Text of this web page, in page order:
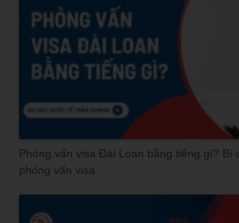
Phỏng vấn visa Đài Loan bằng tiếng gì? Bí
phỏng vấn visa